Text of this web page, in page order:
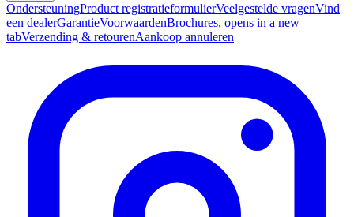
OndersteuningProduct registratieformulierVeelgestelde vragenVind
een dealerGarantieVoorwaardenBrochures, opens in a new
tabVerzending & retourenAankoop annuleren